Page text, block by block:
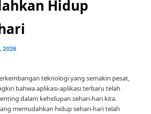
Hidup
2026
teknologi yang semakin pesat,
bahwa aplikasi-aplikasi terbaru telah
dalam kehidupan sehari-hari kita.
memudahkan hidup sehari-hari telah